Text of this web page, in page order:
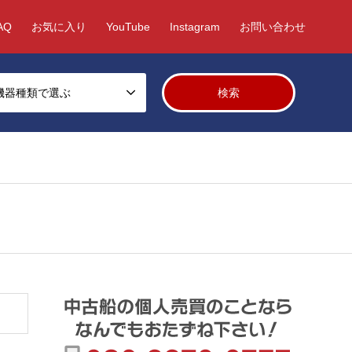
お気に入り YouTube Instagram お問い合わせ
器種類で選ぶ